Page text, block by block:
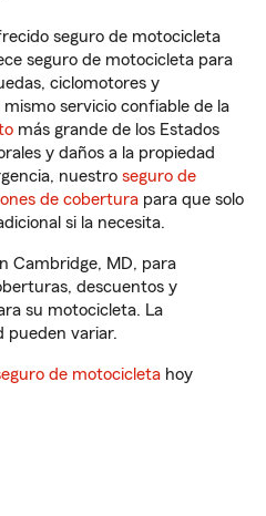
seguro de motocicleta
seguro de motocicleta para
ciclomotores y
servicio confiable de la
más grande de los Estados
y daños a la propiedad
nuestro seguro de
de cobertura para que solo
si la necesita.
Cambridge, MD, para
descuentos y
su motocicleta. La
pueden variar.
de motocicleta hoy